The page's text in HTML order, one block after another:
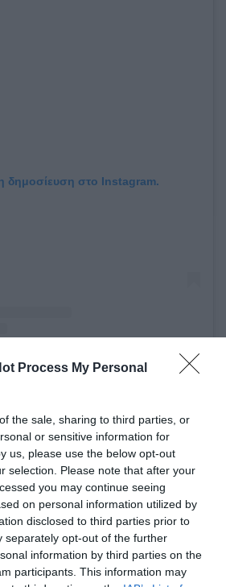
Process My Personal
the sale, sharing to third parties, or
or sensitive information for
us, please use the below opt-out
selection. Please note that after your
you may continue seeing
on personal information utilized by
disclosed to third parties prior to
separately opt-out of the further
information by third parties on the
participants. This information may
δημοσίευση στο Instagram.
νεαρό μοντέλο με άλλη
τις ικανότητές της στο
μία σειρά από video
οποίες τη βλέπουμε να
ευκολία τις πίστες του
βρίσκεται για τις